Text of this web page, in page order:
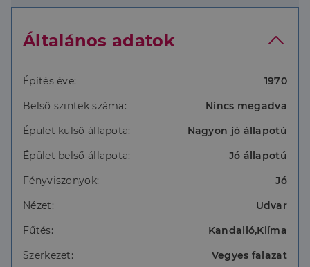
vakolattal látták el, A nyílászárókat is újra cserélték,
szolgáltatja a meleget. A nappaliban kandalló került
Főbb tulajdonságok:
-új tető, 12 cm szigetelés, nemesvakolat
-elektromos kapu
- új villany , vízvezeték
-víz , és a csatorna hálózatra kötött
bojler biztosítja
Általános adatok
Építés éve:
1970
Belső szintek száma:
Nincs megadva
Épület külső állapota:
Nagyon jó állapotú
Épület belső állapota:
Jó állapotú
Fényviszonyok:
Jó
Nézet:
Udvar
Fűtés:
Kandalló,Klíma
Szerkezet:
Vegyes falazat